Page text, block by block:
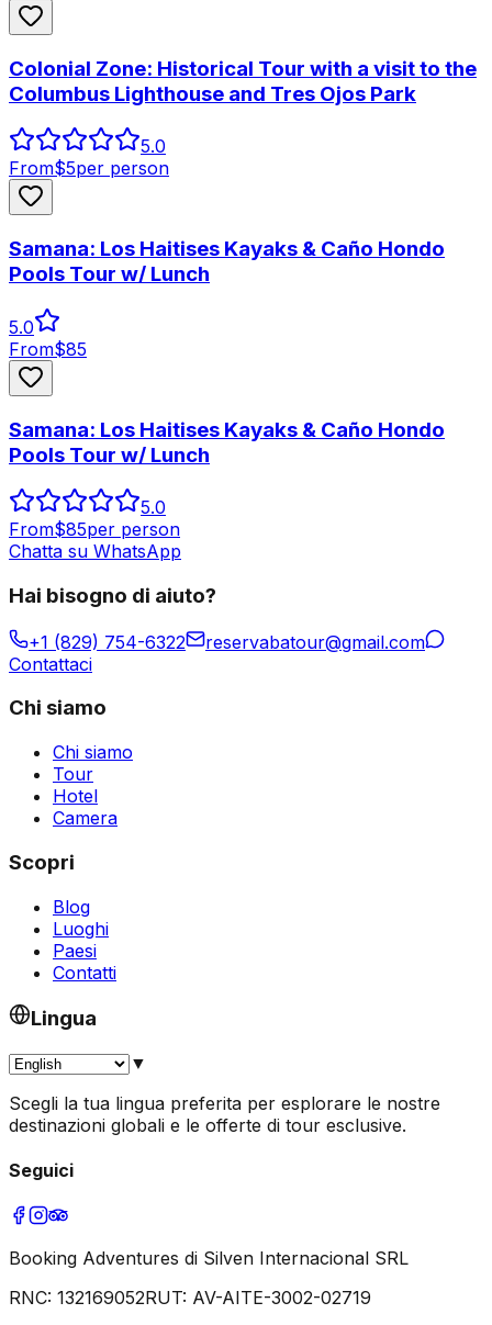
Colonial Zone: Historical Tour with a visit to the
Columbus Lighthouse and Tres Ojos Park
5.0
From$5per person
Samana: Los Haitises Kayaks & Caño Hondo
Pools Tour w/ Lunch
5.0
From$85
Samana: Los Haitises Kayaks & Caño Hondo
Pools Tour w/ Lunch
5.0
From$85per person
Chatta su WhatsApp
Hai bisogno di aiuto?
+1 (829) 754-6322
reservabatour@gmail.com
Contattaci
Chi siamo
Chi siamo
Tour
Hotel
Camera
Scopri
Blog
Luoghi
Paesi
Contatti
Lingua
▼
Scegli la tua lingua preferita per esplorare le nostre
destinazioni globali e le offerte di tour esclusive.
Seguici
Booking Adventures di Silven Internacional SRL
RNC: 132169052RUT: AV-AITE-3002-02719